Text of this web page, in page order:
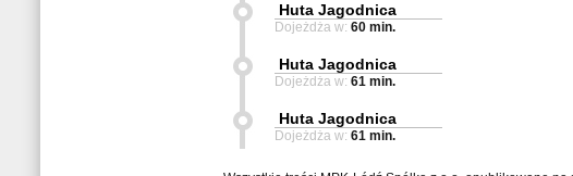
Huta Jagodnica
Dojeżdża w: 60 min.
Huta Jagodnica
Dojeżdża w: 61 min.
Huta Jagodnica
Dojeżdża w: 61 min.